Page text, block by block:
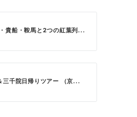
貴船・鞍馬と2つの紅葉列...
千院日帰りツアー （京...